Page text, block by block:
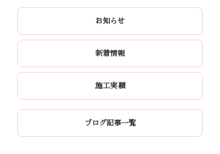
お知らせ
新着情報
施工実績
ブログ記事一覧